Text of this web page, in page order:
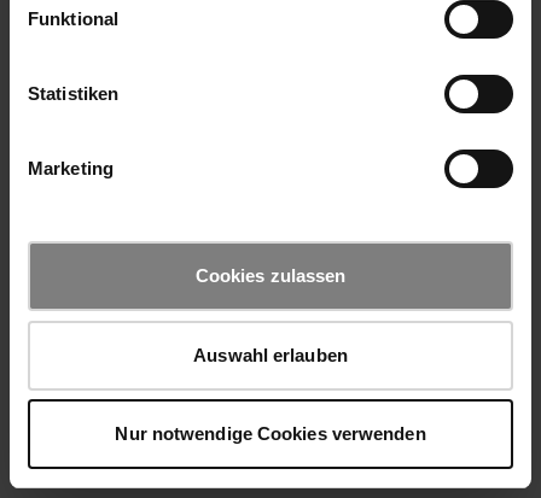
Funktional
Statistiken
Marketing
Cookies zulassen
Auswahl erlauben
Nur notwendige Cookies verwenden